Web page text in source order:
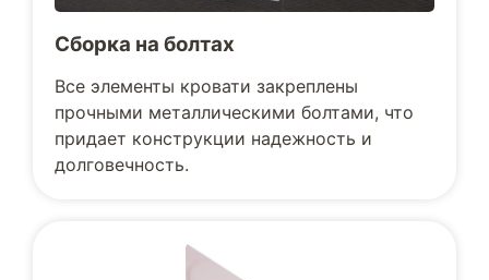
Сборка на болтах
Все элементы кровати закреплены
прочными металлическими болтами, что
придает конструкции надежность и
долговечность.